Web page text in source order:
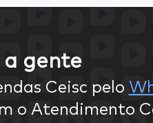
a gente
Ceisc pelo
o Atendimento